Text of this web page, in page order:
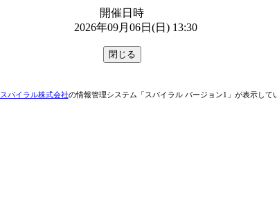
開催日時
2026年09月06日(日) 13:30
スパイラル株式会社の情報管理システム「スパイラル バージョン1」が表示して